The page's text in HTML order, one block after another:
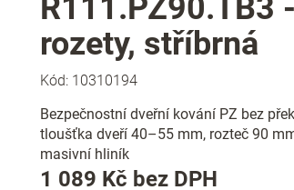
R111.PZ90.TB3
rozety, stříbrná
Kód: 10310194
Bezpečnostní dveřní kování PZ bez
tloušťka dveří 40–55 mm, rozteč 90
masivní hliník
1 089 Kč bez DPH